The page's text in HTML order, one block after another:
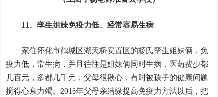
11、孪生姐妹免疫力低、经常容易生病
家住怀化市鹤城区湖天桥安置区的杨氏孪生姐妹俩，免
疫力低，常生病，并且往往是姐妹俩同时生病，医药费少都
几百元，多都几千元，父母很揪心，有时被孩子的健康问题
搅得心衰力竭。2016年父母亲结缘提高免疫力方法以后，把